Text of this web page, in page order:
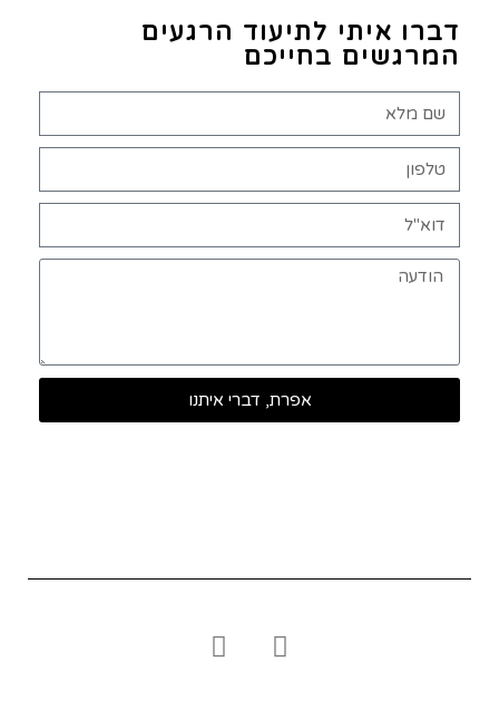
דברו איתי לתיעוד הרגעים
המרגשים בחייכם
אפרת, דברי איתנו